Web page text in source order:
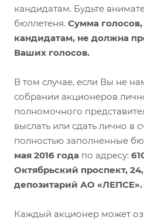
кандидатам. Будьте
бюллетеня. Сумма
кандидатам, не должна
Ваших голосов.
В том случае, если Вы не
собрании акционеров
полномочного
выслать или сдать лично в
полностью заполненные
мая 2016 года по адресу:
Октябрьский проспект,
депозитарий АО «ЛЕПСЕ».
Каждый акционер может